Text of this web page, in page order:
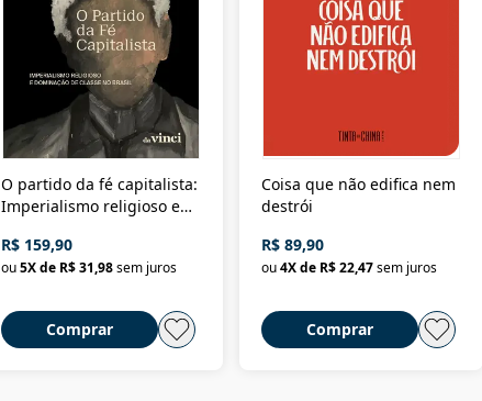
O partido da fé capitalista:
Imperialismo religioso e
Brasil
R$ 159,90
ou5X de R$ 31,98sem juros
Comprar
Coisa que não edifica nem
destrói
R$ 89,90
ou4X de R$ 22,47sem juros
Comprar